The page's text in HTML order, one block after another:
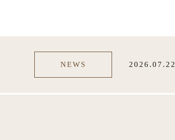
NEWS 2026.07.22